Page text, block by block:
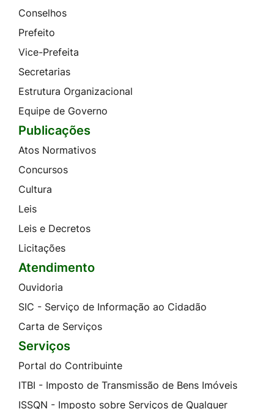
Conselhos
Prefeito
Vice-Prefeita
Secretarias
Estrutura Organizacional
Equipe de Governo
Publicações
Atos Normativos
Concursos
Cultura
Leis
Leis e Decretos
Licitações
Atendimento
Ouvidoria
SIC - Serviço de Informação ao Cidadão
Carta de Serviços
Serviços
Portal do Contribuinte
ITBI - Imposto de Transmissão de Bens Imóveis
ISSQN - Imposto sobre Serviços de Qualquer